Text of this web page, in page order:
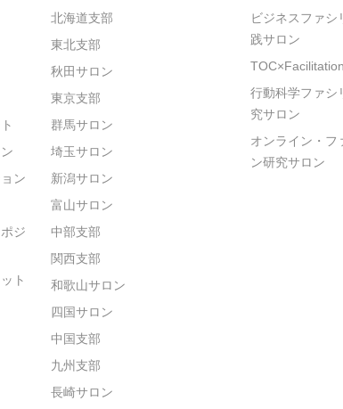
ン
ジ
ト
北海道支部
東北支部
秋田サロン
東京支部
群馬サロン
埼玉サロン
新潟サロン
富山サロン
中部支部
関西支部
和歌山サロン
四国サロン
中国支部
九州支部
長崎サロン
ビジネスファシ
践サロン
行動科学ファシ
究サロン
オンライン・フ
ン研究サロン